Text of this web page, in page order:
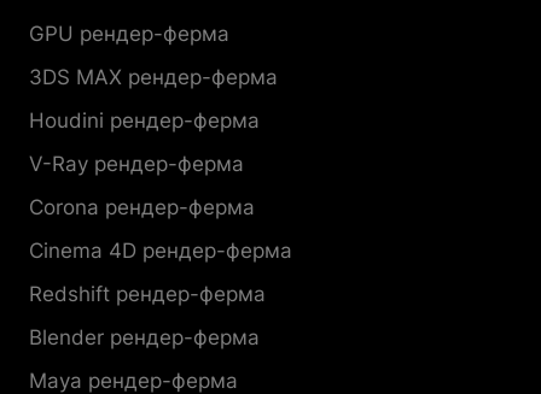
GPU рендер-ферма
3DS MAX рендер-ферма
Houdini рендер-ферма
V-Ray рендер-ферма
Corona рендер-ферма
Cinema 4D рендер-ферма
Redshift рендер-ферма
Blender рендер-ферма
Maya рендер-ферма